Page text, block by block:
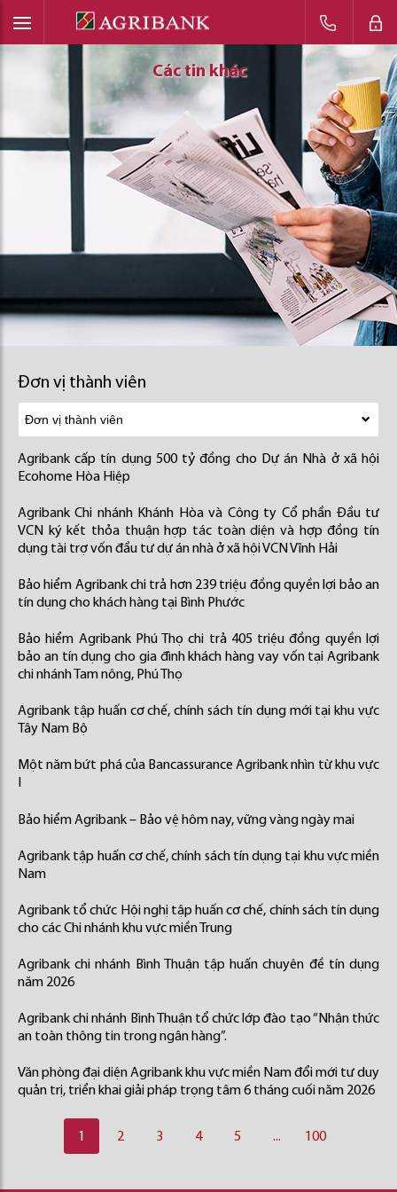
Các tin khác
Các tin khác
Các tin khác
Đơn vị thành viên
Agribank cấp tín dụng 500 tỷ đồng cho Dự án Nhà ở xã hội
Ecohome Hòa Hiệp
Agribank Chi nhánh Khánh Hòa và Công ty Cổ phần Đầu tư
VCN ký kết thỏa thuận hợp tác toàn diện và hợp đồng tín
dụng tài trợ vốn đầu tư dự án nhà ở xã hội VCN Vĩnh Hải
Bảo hiểm Agribank chi trả hơn 239 triệu đồng quyền lợi bảo an
tín dụng cho khách hàng tại Bình Phước
Bảo hiểm Agribank Phú Thọ chi trả 405 triệu đồng quyền lợi
bảo an tín dụng cho gia đình khách hàng vay vốn tại Agribank
chi nhánh Tam nông, Phú Thọ
Agribank tập huấn cơ chế, chính sách tín dụng mới tại khu vực
Tây Nam Bộ
Một năm bứt phá của Bancassurance Agribank nhìn từ khu vực
Bảo hiểm Agribank – Bảo vệ hôm nay, vững vàng ngày mai
Agribank tập huấn cơ chế, chính sách tín dụng tại khu vực miền
Nam
Agribank tổ chức Hội nghị tập huấn cơ chế, chính sách tín dụng
cho các Chi nhánh khu vực miền Trung
Agribank chi nhánh Bình Thuận tập huấn chuyên đề tín dụng
năm 2026
Agribank chi nhánh Bình Thuận tổ chức lớp đào tạo “Nhận thức
an toàn thông tin trong ngân hàng”.
Văn phòng đại diện Agribank khu vực miền Nam đổi mới tư duy
quản trị, triển khai giải pháp trọng tâm 6 tháng cuối năm 2026
1 2 3 4 5 ... 100